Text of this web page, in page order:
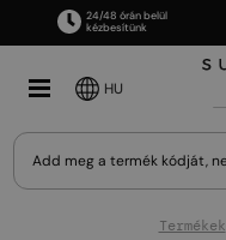
24/48 órán belül
kézbesítünk
HU
Termékek